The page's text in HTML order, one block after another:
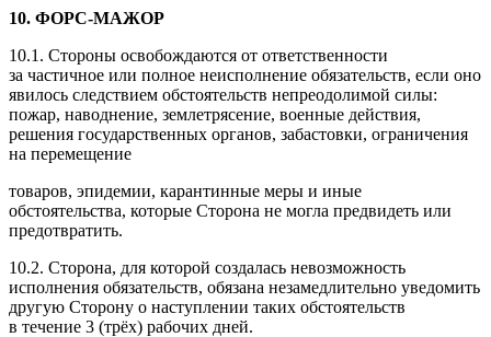
10. ФОРС-МАЖОР
10.1. Стороны освобождаются от ответственности
за частичное или полное неисполнение обязательств, если оно
явилось следствием обстоятельств непреодолимой силы:
пожар, наводнение, землетрясение, военные действия,
решения государственных органов, забастовки, ограничения
на перемещение
товаров, эпидемии, карантинные меры и иные
обстоятельства, которые Сторона не могла предвидеть или
предотвратить.
10.2. Сторона, для которой создалась невозможность
исполнения обязательств, обязана незамедлительно уведомить
другую Сторону о наступлении таких обстоятельств
в течение 3 (трёх) рабочих дней.